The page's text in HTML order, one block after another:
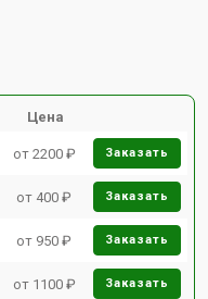
Цена
от 2200 ₽ Заказать
от 400 ₽ Заказать
от 950 ₽ Заказать
от 1100 ₽ Заказать